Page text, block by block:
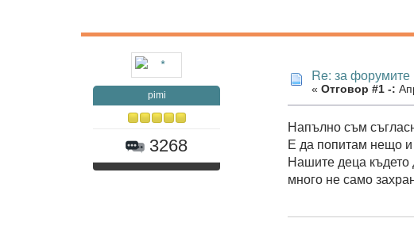
pimi
3268
Re: за форумите
« Отговор #1 -:
Напълно съм
Е да попитам нещо
Нашите деца където
много не само